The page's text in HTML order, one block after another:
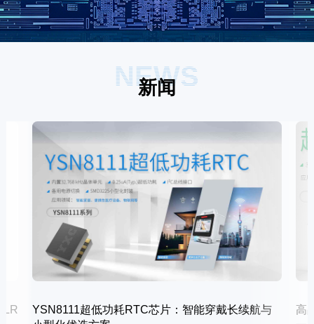
NEWS
新闻
YSN8111超低功耗RTC芯片：智能穿戴长续航与
高